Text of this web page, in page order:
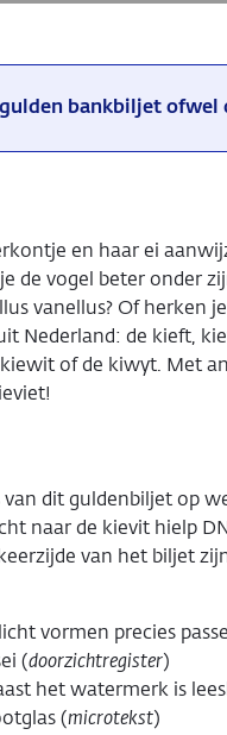
bankbiljet ofwel
en haar ei
de vogel beter onder
vanellus? Of herken
Nederland: de kieft,
kiewit of de kiwyt. Met
van dit guldenbiljet op
naar de kievit hielp
van het biljet
vormen precies
(doorzichtregister)
het watermerk is
(microtekst)